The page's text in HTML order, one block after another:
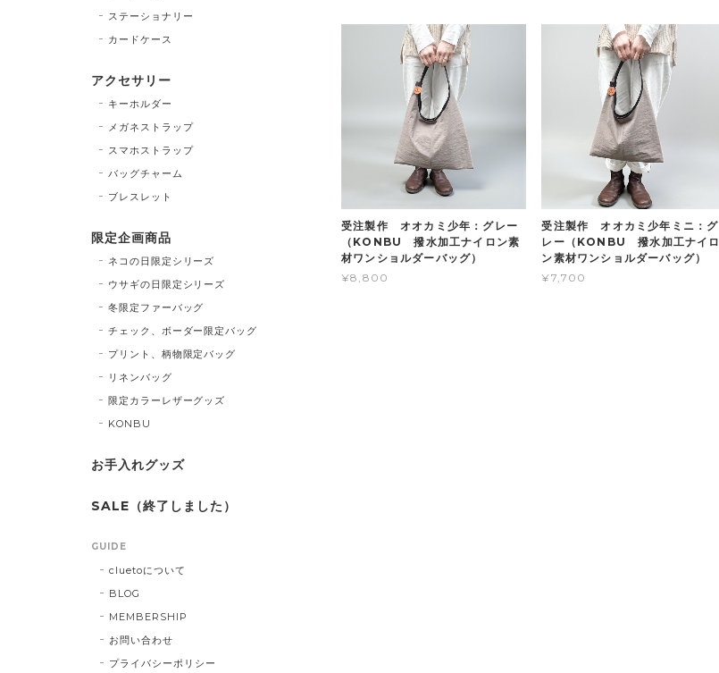
受注製作 オオカミ少年：グレー
（KONBU 撥水加工ナイロン素
材ワンショルダーバッグ）
¥8,800
受注製作 オオカミ少年ミニ：グ
レー（KONBU 撥水加工ナイロ
ン素材ワンショルダーバッグ）
¥7,700
ステーショナリー
カードケース
アクセサリー
キーホルダー
メガネストラップ
スマホストラップ
バッグチャーム
ブレスレット
限定企画商品
ネコの日限定シリーズ
ウサギの日限定シリーズ
冬限定ファーバッグ
チェック、ボーダー限定バッグ
プリント、柄物限定バッグ
リネンバッグ
限定カラーレザーグッズ
KONBU
お手入れグッズ
SALE（終了しました）
GUIDE
cluetoについて
BLOG
MEMBERSHIP
お問い合わせ
プライバシーポリシー